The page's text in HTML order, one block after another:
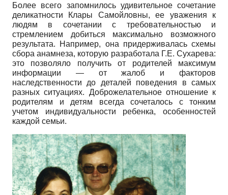
Более всего запомнилось удивительное сочетание
деликатности Клары Самойловны, ее уважения к
людям в сочетании с требовательностью и
стремлением добиться максимально возможного
результата. Например, она придерживалась схемы
сбора анамнеза, которую разработала Г.Е. Сухарева:
это позволяло получить от родителей максимум
информации — от жалоб и факторов
наследственности до деталей поведения в самых
разных ситуациях. Доброжелательное отношение к
родителям и детям всегда сочеталось с тонким
учетом индивидуальности ребенка, особенностей
каждой семьи.